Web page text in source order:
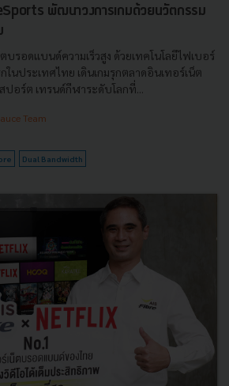
พัฒนาวงการเกมด้วยนวัตกรรม
บรอดแบนด์ความเร็วสูง ด้วยเทคโนโลยีไฟเบอร์
นประเทศไทย เดินเกมรุกตลาดอินเทอร์เน็ต
อร์ต เทรนด์กีฬาระดับโลกที่...
Team
Dual Bandwidth